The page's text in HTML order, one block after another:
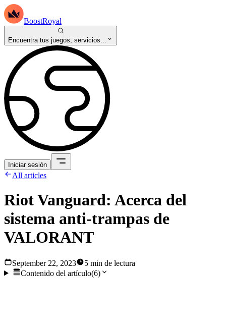
BoostRoyal
Encuentra tus juegos, servicios...
Iniciar sesión
All articles
Riot Vanguard: Acerca del
sistema anti-trampas de
VALORANT
September 22, 2023
5 min de lectura
Contenido del artículo(6)